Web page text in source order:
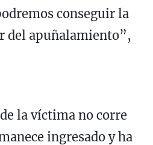
conseguir la
del apuñalamiento”,
la víctima no corre
ingresado y ha